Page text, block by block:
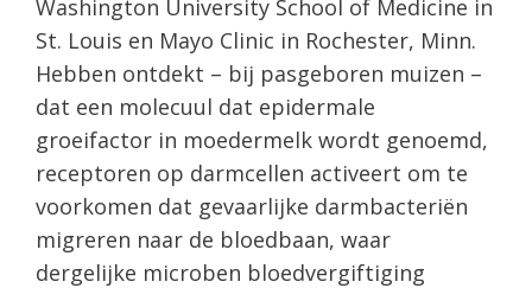
Washington University School of Medicine in
St. Louis en Mayo Clinic in Rochester, Minn.
Hebben ontdekt – bij pasgeboren muizen –
dat een molecuul dat epidermale
groeifactor in moedermelk wordt genoemd,
receptoren op darmcellen activeert om te
voorkomen dat gevaarlijke darmbacteriën
migreren naar de bloedbaan, waar
dergelijke microben bloedvergiftiging